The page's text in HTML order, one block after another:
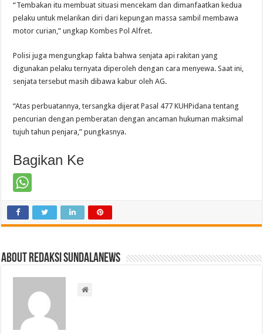
“Tembakan itu membuat situasi mencekam dan dimanfaatkan kedua
pelaku untuk melarikan diri dari kepungan massa sambil membawa
motor curian,” ungkap Kombes Pol Alfret.
Polisi juga mengungkap fakta bahwa senjata api rakitan yang
digunakan pelaku ternyata diperoleh dengan cara menyewa. Saat ini,
senjata tersebut masih dibawa kabur oleh AG.
“Atas perbuatannya, tersangka dijerat Pasal 477 KUHPidana tentang
pencurian dengan pemberatan dengan ancaman hukuman maksimal
tujuh tahun penjara,” pungkasnya.
Bagikan Ke
About Redaksi Sundalanews